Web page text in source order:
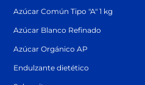
Azúcar Común Tipo "A" 1 kg
Azúcar Blanco Refinado
Azúcar Orgánico AP
Endulzante dietético